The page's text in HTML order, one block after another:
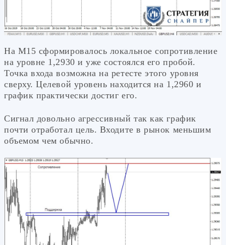
На М15 сформировалось локальное сопротивление
на уровне 1,2930 и уже состоялся его пробой.
Точка входа возможна на ретесте этого уровня
сверху. Целевой уровень находится на 1,2960 и
график практически достиг его.
Сигнал довольно агрессивный так как график
почти отработал цель. Входите в рынок меньшим
объемом чем обычно.